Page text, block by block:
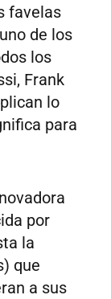
favelas
de los
los
Frank
lo
para
por
la
que
a sus